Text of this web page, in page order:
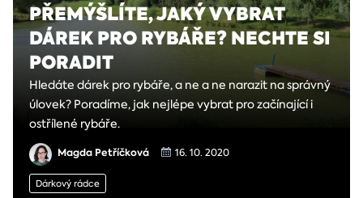
PŘEMÝŠLÍTE, JAKÝ VYBRAT
DÁREK PRO RYBÁŘE? NECHTE SI
PORADIT
Hledáte dárek pro rybáře, a ne a ne narazit na správný
úlovek? Poradíme, jak nejlépe vybrat pro začínající i
ostřílené rybáře.
Magda Petříčková 16. 10. 2020
Dárkový rádce